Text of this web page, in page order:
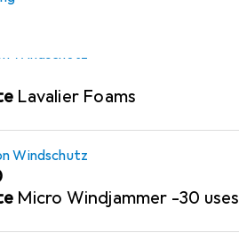
Windschutz
Lavalier Foams
Windschutz
Micro Windjammer -30 uses